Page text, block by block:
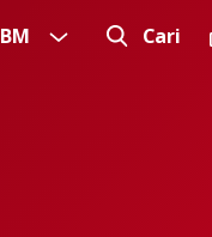
BM Cari